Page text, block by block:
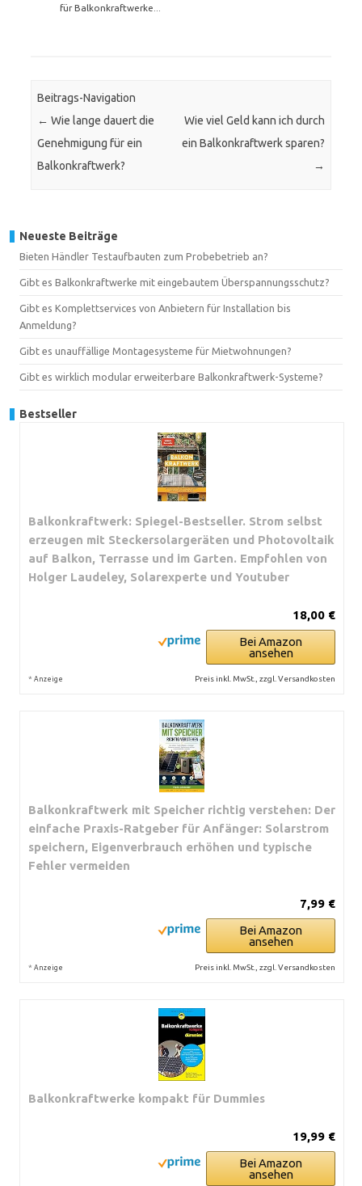
für Balkonkraftwerke...
Beitrags-Navigation
← Wie lange dauert die
Genehmigung für ein
Balkonkraftwerk?
Wie viel Geld kann ich durch
ein Balkonkraftwerk sparen?
→
Neueste Beiträge
Bieten Händler Testaufbauten zum Probebetrieb an?
Gibt es Balkonkraftwerke mit eingebautem Überspannungsschutz?
Gibt es Komplettservices von Anbietern für Installation bis
Anmeldung?
Gibt es unauffällige Montagesysteme für Mietwohnungen?
Gibt es wirklich modular erweiterbare Balkonkraftwerk-Systeme?
Bestseller
Balkonkraftwerk: Spiegel-Bestseller. Strom selbst
erzeugen mit Steckersolargeräten und Photovoltaik
auf Balkon, Terrasse und im Garten. Empfohlen von
Holger Laudeley, Solarexperte und Youtuber
18,00 €
Bei Amazon
ansehen
* Anzeige Preis inkl. MwSt., zzgl. Versandkosten
Balkonkraftwerk mit Speicher richtig verstehen: Der
einfache Praxis-Ratgeber für Anfänger: Solarstrom
speichern, Eigenverbrauch erhöhen und typische
Fehler vermeiden
7,99 €
Bei Amazon
ansehen
* Anzeige Preis inkl. MwSt., zzgl. Versandkosten
Balkonkraftwerke kompakt für Dummies
19,99 €
Bei Amazon
ansehen